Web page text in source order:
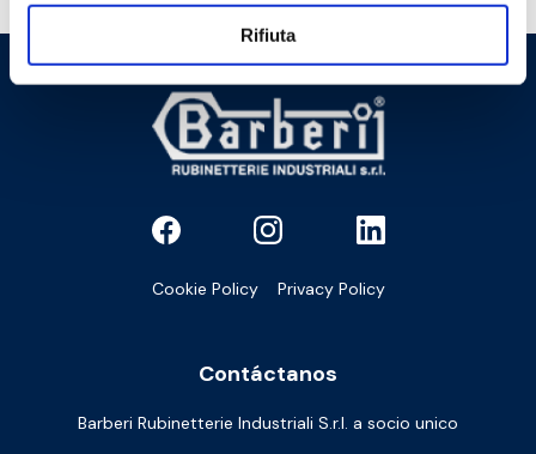
Rifiuta
Cookie Policy Privacy Policy
Contáctanos
Barberi Rubinetterie Industriali S.r.l. a socio unico